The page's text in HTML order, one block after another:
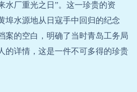
水厂重光之日”。这一珍贵的资
埠水源地从日寇手中回归的纪念
案的空白，明确了当时青岛工务局
的详情，这是一件不可多得的珍贵